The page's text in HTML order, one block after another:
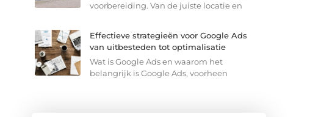
voorbereiding. Van de juiste locatie en
Effectieve strategieën voor Google Ads
van uitbesteden tot optimalisatie
Wat is Google Ads en waarom het
belangrijk is Google Ads, voorheen